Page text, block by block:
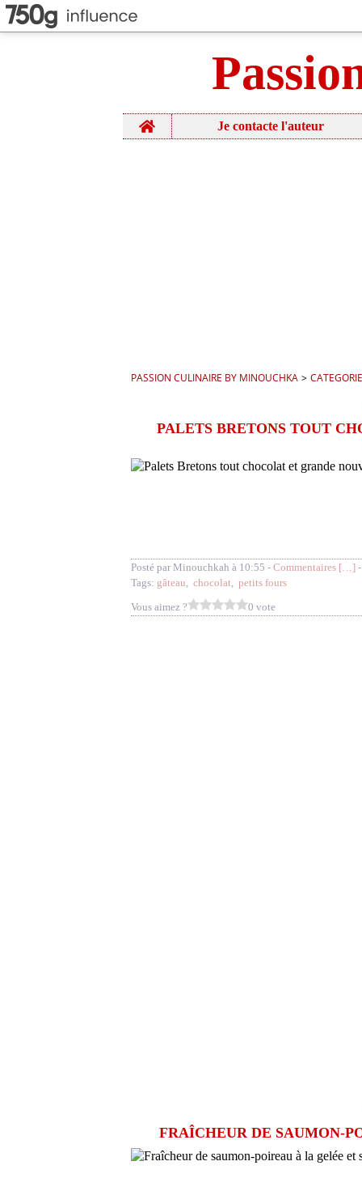
Home Je contacte l'auteur
PASSION CULINAIRE BY MINOUCHKA >
PALETS BRETONS TOUT
Posté par Minouchkah à 10:55 - Commentaires […]
Tags: gâteau, chocolat, petits fours
Vous aimez ?
0 vote
FRAÎCHEUR DE SAUMON-